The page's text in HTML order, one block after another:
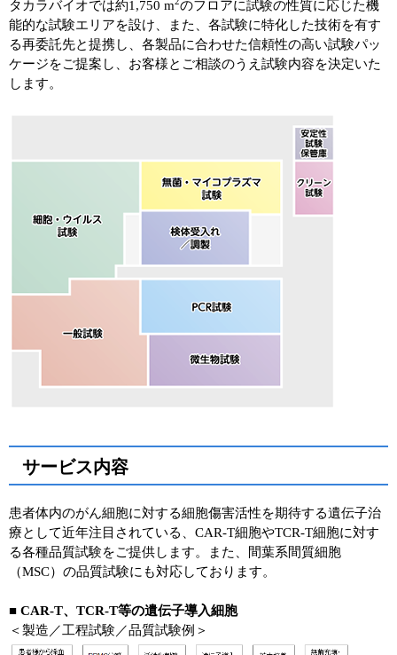
タカラバイオでは約1,750 m のフロアに試験の性質に応じた機
能的な試験エリアを設け、また、各試験に特化した技術を有す
る再委託先と提携し、各製品に合わせた信頼性の高い試験パッ
ケージをご提案し、お客様とご相談のうえ試験内容を決定いた
します。
サービス内容
患者体内のがん細胞に対する細胞傷害活性を期待する遺伝子治
療として近年注目されている、CAR-T細胞やTCR-T細胞に対す
る各種品質試験をご提供します。また、間葉系間質細胞
（MSC）の品質試験にも対応しております。
■ CAR-T、TCR-T等の遺伝子導入細胞
＜製造／工程試験／品質試験例＞